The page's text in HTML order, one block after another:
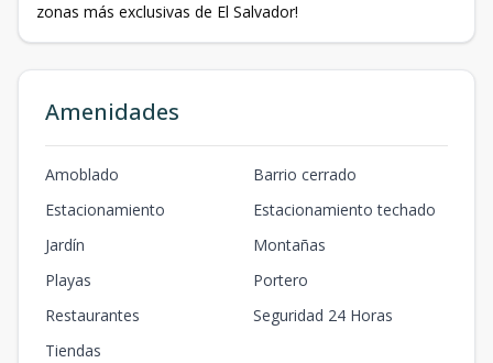
zonas más exclusivas de El Salvador!
Amenidades
Amoblado
Barrio cerrado
Estacionamiento
Estacionamiento techado
Jardín
Montañas
Playas
Portero
Restaurantes
Seguridad 24 Horas
Tiendas